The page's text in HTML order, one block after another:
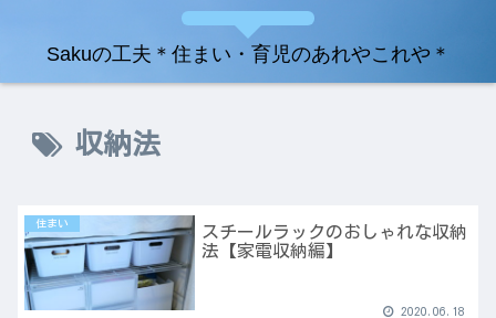
Sakuの工夫＊住まい・育児のあれやこれや＊
収納法
住まい
スチールラックのおしゃれな収納
法【家電収納編】
2020.06.18